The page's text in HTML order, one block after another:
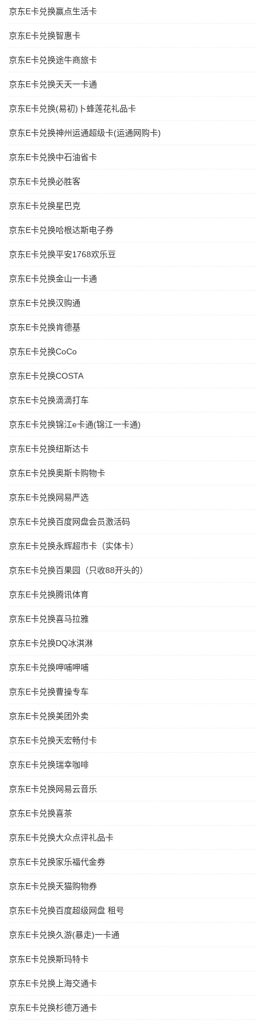
京东E卡兑换赢点生活卡
京东E卡兑换智惠卡
京东E卡兑换途牛商旅卡
京东E卡兑换天天一卡通
京东E卡兑换(易初)卜蜂莲花礼品卡
京东E卡兑换神州运通超级卡(运通网购卡)
京东E卡兑换中石油省卡
京东E卡兑换必胜客
京东E卡兑换星巴克
京东E卡兑换哈根达斯电子券
京东E卡兑换平安1768欢乐豆
京东E卡兑换金山一卡通
京东E卡兑换汉购通
京东E卡兑换肯德基
京东E卡兑换CoCo
京东E卡兑换COSTA
京东E卡兑换滴滴打车
京东E卡兑换锦江e卡通(锦江一卡通)
京东E卡兑换纽斯达卡
京东E卡兑换奥斯卡购物卡
京东E卡兑换网易严选
京东E卡兑换百度网盘会员激活码
京东E卡兑换永辉超市卡（实体卡）
京东E卡兑换百果园（只收88开头的）
京东E卡兑换腾讯体育
京东E卡兑换喜马拉雅
京东E卡兑换DQ冰淇淋
京东E卡兑换呷哺呷哺
京东E卡兑换曹操专车
京东E卡兑换美团外卖
京东E卡兑换天宏畅付卡
京东E卡兑换瑞幸咖啡
京东E卡兑换网易云音乐
京东E卡兑换喜茶
京东E卡兑换大众点评礼品卡
京东E卡兑换家乐福代金券
京东E卡兑换天猫购物券
京东E卡兑换百度超级网盘 租号
京东E卡兑换久游(暴走)一卡通
京东E卡兑换斯玛特卡
京东E卡兑换上海交通卡
京东E卡兑换杉德万通卡